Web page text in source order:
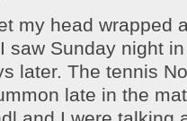
my head wrapped
saw Sunday night
later. The tennis
late in the